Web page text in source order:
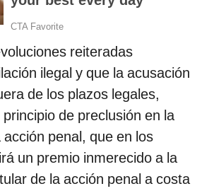
reiteradas
ilegal y que la acusación
de los plazos legales,
de preclusión en la
penal, que en los
un premio inmerecido a la
de la acción penal a costa